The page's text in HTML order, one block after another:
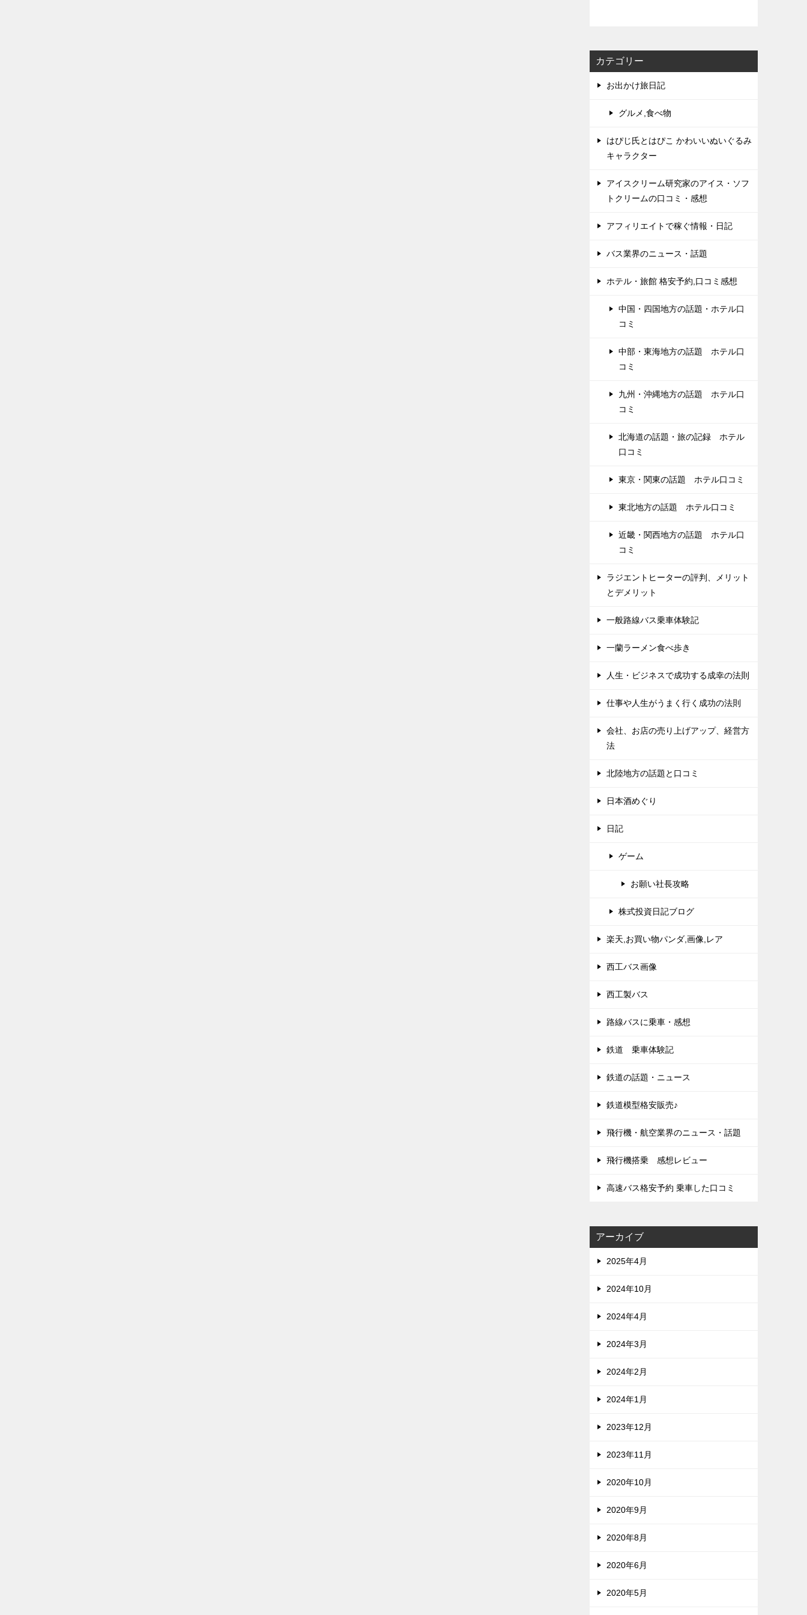
カテゴリー
お出かけ旅日記
グルメ,食べ物
はぴじ氏とはぴこ かわいいぬいぐるみ
キャラクター
アイスクリーム研究家のアイス・ソフ
トクリームの口コミ・感想
アフィリエイトで稼ぐ情報・日記
バス業界のニュース・話題
ホテル・旅館 格安予約,口コミ感想
中国・四国地方の話題・ホテル口
コミ
中部・東海地方の話題 ホテル口
コミ
九州・沖縄地方の話題 ホテル口
コミ
北海道の話題・旅の記録 ホテル
口コミ
東京・関東の話題 ホテル口コミ
東北地方の話題 ホテル口コミ
近畿・関西地方の話題 ホテル口
コミ
ラジエントヒーターの評判、メリット
とデメリット
一般路線バス乗車体験記
一蘭ラーメン食べ歩き
人生・ビジネスで成功する成幸の法則
仕事や人生がうまく行く成功の法則
会社、お店の売り上げアップ、経営方
法
北陸地方の話題と口コミ
日本酒めぐり
日記
ゲーム
お願い社長攻略
株式投資日記ブログ
楽天,お買い物パンダ,画像,レア
西工バス画像
西工製バス
路線バスに乗車・感想
鉄道 乗車体験記
鉄道の話題・ニュース
鉄道模型格安販売♪
飛行機・航空業界のニュース・話題
飛行機搭乗 感想レビュー
高速バス格安予約 乗車した口コミ
アーカイブ
2025年4月
2024年10月
2024年4月
2024年3月
2024年2月
2024年1月
2023年12月
2023年11月
2020年10月
2020年9月
2020年8月
2020年6月
2020年5月